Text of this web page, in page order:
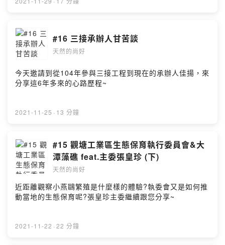
#16 三接承辦人甘苦談
天然的尚好
今天邀請到從104年參與三接工程到現在的承辦人佳揚，來
分享這6年多來的心路歷程~
2021-11-25 · 13 分鐘
#15 觀塘工業區生態保育執行委員會&大
潭藻礁 feat.主委張皇珍 (下)
天然的尚好
近距離觀察小燕鷗繁殖是什麼樣的體驗?執委會又是如何推
動當地的生態保育呢?張皇珍主委繼續跟您分享~
2021-11-22 · 22 分鐘